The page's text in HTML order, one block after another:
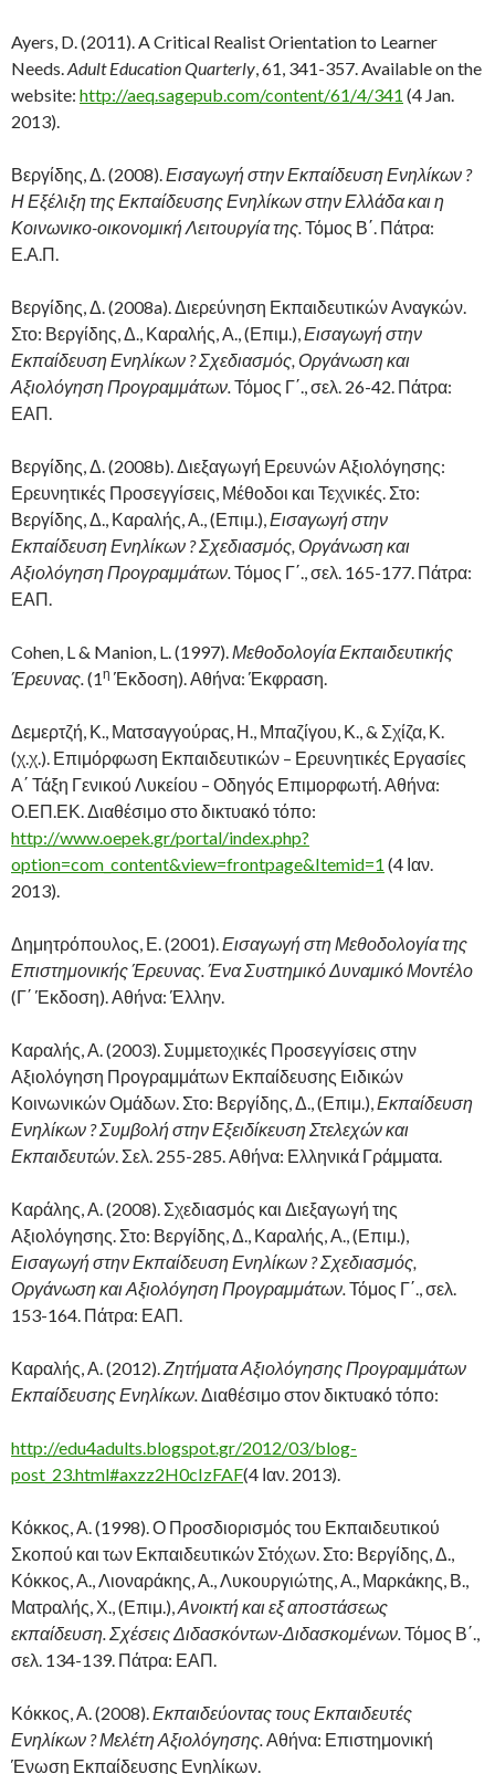
Ayers, D. (2011). A Critical Realist Orientation to Learner
Needs.Adult Education Quarterly, 61, 341-357. Available on the
website: http://aeq.sagepub.com/content/61/4/341 (4 Jan.
2013).
Βεργίδης, Δ. (2008).Εισαγωγή στην Εκπαίδευση Ενηλίκων ?
Η Εξέλιξη της Εκπαίδευσης Ενηλίκων στην Ελλάδα και η
Κοινωνικο-οικονομική Λειτουργία της.Τόμος Β΄. Πάτρα:
Ε.Α.Π.
Βεργίδης, Δ. (2008a). Διερεύνηση Εκπαιδευτικών Αναγκών.
Στο: Βεργίδης, Δ., Καραλής, Α., (Επιμ.),Εισαγωγή στην
Εκπαίδευση Ενηλίκων ? Σχεδιασμός, Οργάνωση και
Αξιολόγηση Προγραμμάτων.Τόμος Γ΄., σελ. 26-42. Πάτρα:
ΕΑΠ.
Βεργίδης, Δ. (2008b). Διεξαγωγή Ερευνών Αξιολόγησης:
Ερευνητικές Προσεγγίσεις, Μέθοδοι και Τεχνικές. Στο:
Βεργίδης, Δ., Καραλής, Α., (Επιμ.),Εισαγωγή στην
Εκπαίδευση Ενηλίκων ? Σχεδιασμός, Οργάνωση και
Αξιολόγηση Προγραμμάτων.Τόμος Γ΄., σελ. 165-177. Πάτρα:
ΕΑΠ.
Cohen, L & Manion, L. (1997).Μεθοδολογία Εκπαιδευτικής
Έρευνας.(1η Έκδοση). Αθήνα: Έκφραση.
Δεμερτζή, Κ., Ματσαγγούρας, Η., Μπαζίγου, Κ., & Σχίζα, Κ.
(χ.χ.). Επιμόρφωση Εκπαιδευτικών – Ερευνητικές Εργασίες
Α΄ Τάξη Γενικού Λυκείου – Οδηγός Επιμορφωτή. Αθήνα:
Ο.ΕΠ.ΕΚ. Διαθέσιμο στο δικτυακό τόπο:
http://www.oepek.gr/portal/index.php?
option=com_content&view=frontpage&Itemid=1 (4 Ιαν.
2013).
Δημητρόπουλος, Ε. (2001).Εισαγωγή στη Μεθοδολογία της
Επιστημονικής Έρευνας. Ένα Συστημικό Δυναμικό Μοντέλο
(Γ΄ Έκδοση). Αθήνα: Έλλην.
Καραλής, Α. (2003). Συμμετοχικές Προσεγγίσεις στην
Αξιολόγηση Προγραμμάτων Εκπαίδευσης Ειδικών
Κοινωνικών Ομάδων. Στο: Βεργίδης, Δ., (Επιμ.),Εκπαίδευση
Ενηλίκων ? Συμβολή στην Εξειδίκευση Στελεχών και
Εκπαιδευτών. Σελ. 255-285. Αθήνα: Ελληνικά Γράμματα.
Καράλης, Α. (2008). Σχεδιασμός και Διεξαγωγή της
Αξιολόγησης. Στο: Βεργίδης, Δ., Καραλής, Α., (Επιμ.),
Εισαγωγή στην Εκπαίδευση Ενηλίκων ? Σχεδιασμός,
Οργάνωση και Αξιολόγηση Προγραμμάτων.Τόμος Γ΄., σελ.
153-164. Πάτρα: ΕΑΠ.
Καραλής, Α. (2012).Ζητήματα Αξιολόγησης Προγραμμάτων
Εκπαίδευσης Ενηλίκων.Διαθέσιμο στον δικτυακό τόπο:
http://edu4adults.blogspot.gr/2012/03/blog-
post_23.html#axzz2H0cIzFAF(4 Ιαν. 2013).
Κόκκος, Α. (1998). Ο Προσδιορισμός του Εκπαιδευτικού
Σκοπού και των Εκπαιδευτικών Στόχων. Στο: Βεργίδης, Δ.,
Κόκκος, Α., Λιοναράκης, Α., Λυκουργιώτης, Α., Μαρκάκης, Β.,
Ματραλής, Χ., (Επιμ.),Ανοικτή και εξ αποστάσεως
εκπαίδευση. Σχέσεις Διδασκόντων-Διδασκομένων.Τόμος Β΄.,
σελ. 134-139. Πάτρα: ΕΑΠ.
Κόκκος, Α. (2008).Εκπαιδεύοντας τους Εκπαιδευτές
Ενηλίκων ? Μελέτη Αξιολόγησης.Αθήνα: Επιστημονική
Ένωση Εκπαίδευσης Ενηλίκων.